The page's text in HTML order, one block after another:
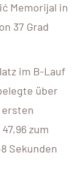
Memorijal in
37 Grad
im B-Lauf
über
ersten
zum
Sekunden